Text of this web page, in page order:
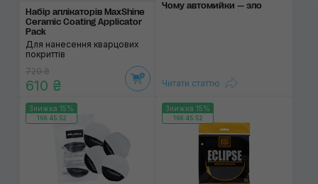
Набір аплікаторів MaxShine
Ceramic Coating Applicator
Pack
Для нанесення кварцових
покриттів
720 ₴
610 ₴
Чому автомийки — зло
Читати статтю
Знижка 15%
166:45:52
Знижка 15%
166:45:52